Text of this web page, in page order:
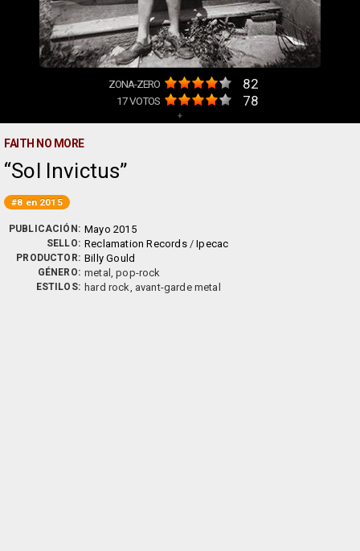
ZONA-ZERO 82
17VOTOS 78
+
FAITH NO MORE
Sol Invictus
#8 en 2015
PUBLICACIÓN: Mayo 2015
SELLO: Reclamation Records/Ipecac
PRODUCTOR: Billy Gould
GÉNERO: metal, pop-rock
ESTILOS: hard rock, avant-garde metal